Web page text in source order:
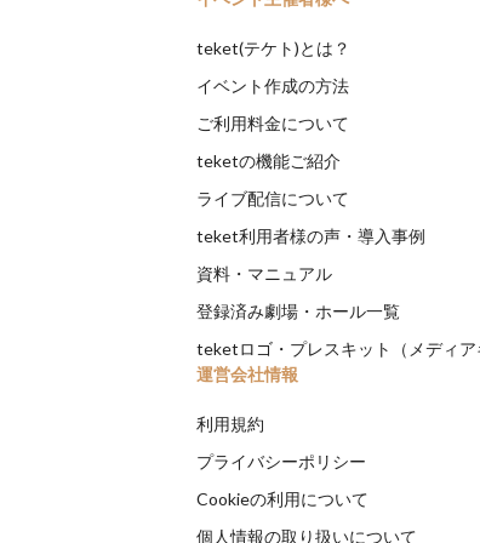
teket(テケト)とは？
イベント作成の方法
ご利用料金について
teketの機能ご紹介
ライブ配信について
teket利用者様の声・導入事例
資料・マニュアル
登録済み劇場・ホール一覧
teketロゴ・プレスキット（メディア
運営会社情報
利用規約
プライバシーポリシー
Cookieの利用について
個人情報の取り扱いについて